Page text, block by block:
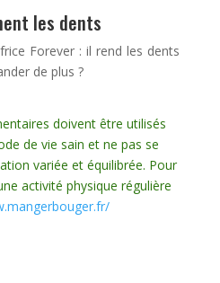
les dents
Forever : il rend les dents
de plus ?
doivent être utilisés
de vie sain et ne pas se
variée et équilibrée. Pour
activité physique régulière